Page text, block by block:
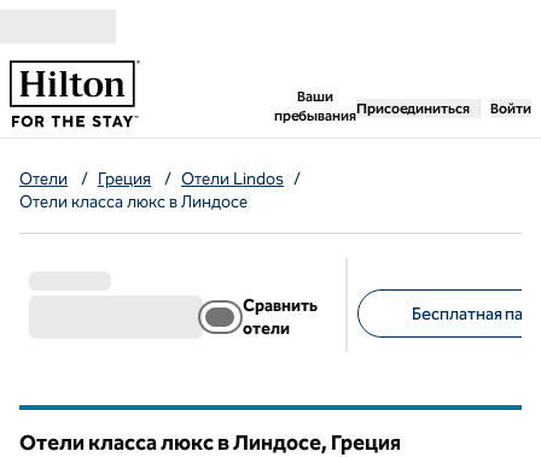
Ваши
пребывания
,открывается новая
Присоединиться Войти
Отели / Греция / Отели Lindos /
Отели класса люкс в Линдосе
Сравнить
отели
Бесплатная
Отели класса люкс в Линдосе, Греция